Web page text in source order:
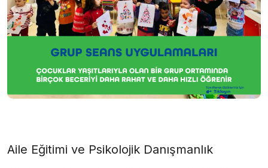
Aile Eğitimi ve Psikolojik Danışmanlık